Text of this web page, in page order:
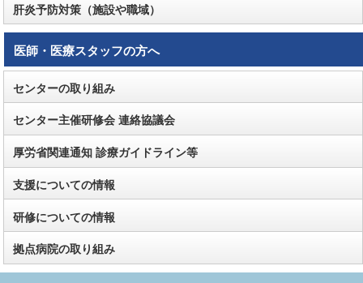
肝炎予防対策（施設や職域）
医師・医療スタッフの方へ
センターの取り組み
センター主催研修会 連絡協議会
厚労省関連通知 診療ガイドライン等
支援についての情報
研修についての情報
拠点病院の取り組み